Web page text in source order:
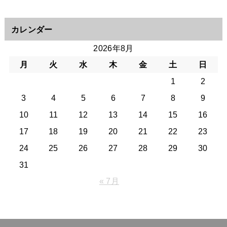
カレンダー
2026年8月
月
火 水 木 金 土
日
1
2
3
4 5 6 7 8
9
10
11 12 13 14 15
16
17
18 19 20 21 22
23
24
25 26 27 28 29
30
31
« 7月